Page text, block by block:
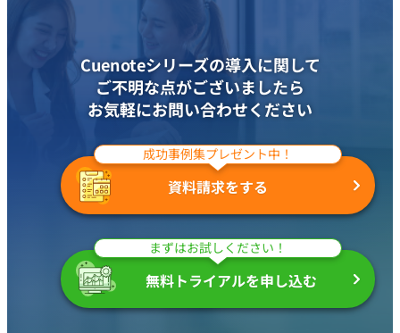
Cuenoteシリーズの導入に関して
ご不明な点がございましたら
お気軽にお問い合わせください
成功事例集プレゼント中！
資料請求をする
まずはお試しください！
無料トライアルを申し込む